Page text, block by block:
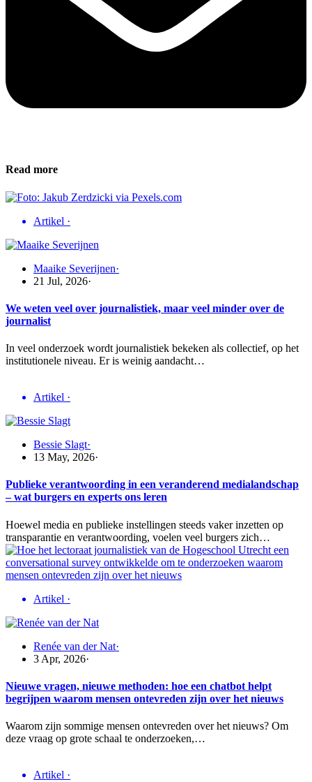
Read more
Artikel ·
Maaike Severijnen·
21 Jul, 2026·
We weten veel over journalistiek, maar veel minder over de
journalist
In veel onderzoek wordt journalistiek bekeken als collectief, op het
institutionele niveau. Er is weinig aandacht…
Artikel ·
Bessie Slagt·
13 May, 2026·
Publieke verantwoording in een veranderend medialandschap
– wat burgers en experts ons leren
Hoewel media en publieke instellingen steeds vaker inzetten op
transparantie en verantwoording, voelen veel burgers zich…
Artikel ·
Renée van der Nat·
3 Apr, 2026·
Nieuwe vragen, nieuwe methoden: hoe een chatbot helpt
begrijpen waarom mensen ontevreden zijn over het nieuws
Waarom zijn sommige mensen ontevreden over het nieuws? Om
deze vraag op grote schaal te onderzoeken,…
Artikel ·